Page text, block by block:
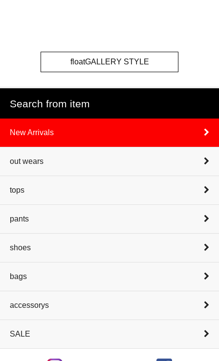
floatGALLERY STYLE
Search from item
New Arrivals
out wears
tops
pants
shoes
bags
accessorys
SALE